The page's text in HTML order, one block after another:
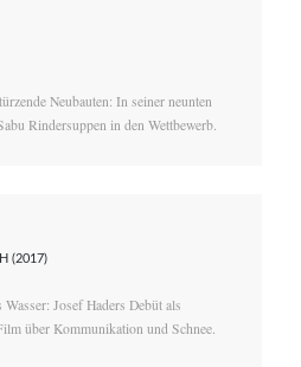
Neubauten: In seiner neunten
Rindersuppen in den Wettbewerb.
(2017)
Josef Haders Debüt als
über Kommunikation und Schnee.